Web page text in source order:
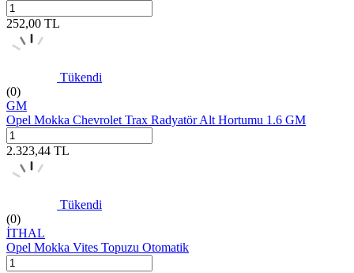
252,00 TL
Tükendi
(0)
GM
Opel Mokka Chevrolet Trax Radyatör Alt Hortumu 1.6 GM
2.323,44 TL
Tükendi
(0)
İTHAL
Opel Mokka Vites Topuzu Otomatik